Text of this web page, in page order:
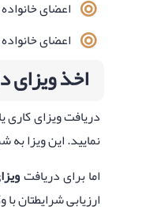
اعضای خانواده ۱۸ سال یا بالاتر: ۱۸۷۵ دلار استرالیا به ازای هر فرد؛
اعضای خانواده کمتر از ۱۸ سال: ۹۴۰ دلار
اخذ ویزای
دریافت ویزای کاری یا
نمایید. این ویزا
اما برای دریافت
ارزیابی شرایطتان